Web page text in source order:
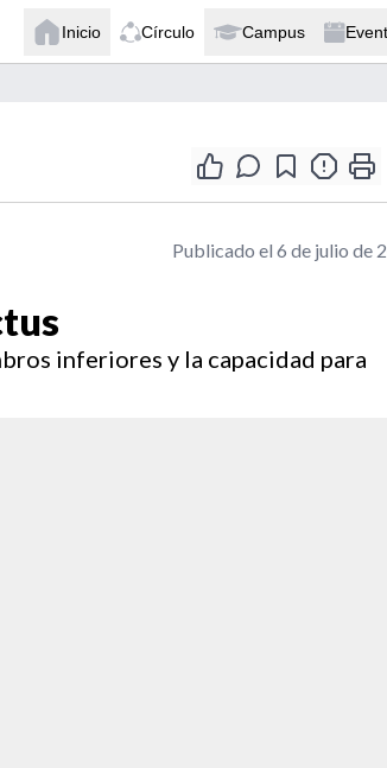
Inicio Círculo Campus
Publicado el 6 de julio de
inferiores y la capacidad para